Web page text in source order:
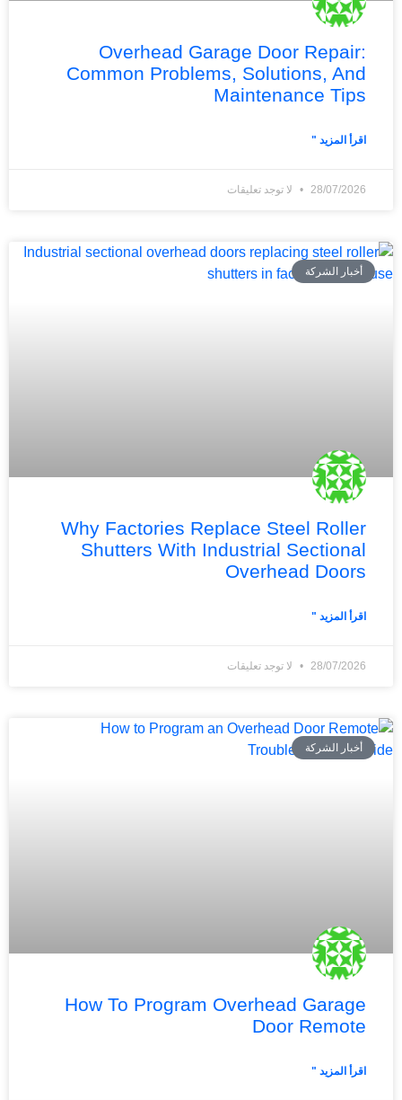
Overhead Garage Door Repair:
Common Problems, Solutions, And
Maintenance Tips
اقرأ المزيد "
28/07/2026 لا توجد تعليقات
أخبار الشركة
Why Factories Replace Steel Roller
Shutters With Industrial Sectional
Overhead Doors
اقرأ المزيد "
28/07/2026 لا توجد تعليقات
أخبار الشركة
How To Program Overhead Garage
Door Remote
اقرأ المزيد "